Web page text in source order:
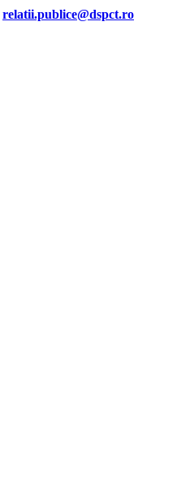
relatii.publice@dspct.ro